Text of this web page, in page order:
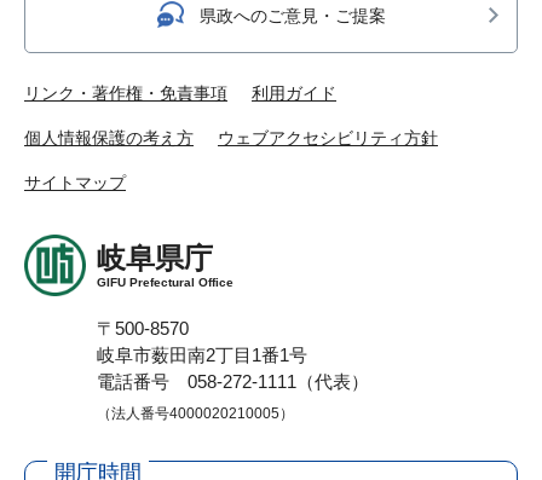
県政へのご意見・ご提案
リンク・著作権・免責事項 利用ガイド
個人情報保護の考え方 ウェブアクセシビリティ方針
サイトマップ
岐阜県庁
GIFU Prefectural Office
〒500-8570
岐阜市薮田南2丁目1番1号
電話番号 058-272-1111（代表）
（法人番号4000020210005）
開庁時間